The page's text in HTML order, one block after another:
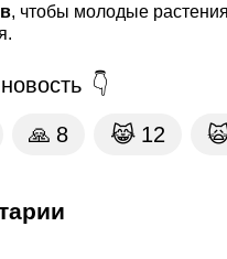
, чтобы молодые
🙏 8 😹 12